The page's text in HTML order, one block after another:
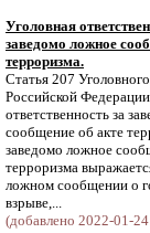
Уголовная
заведомо ложное
терроризма.
Статья 207
Российской
ответственность за
сообщение об акте
заведомо ложное
терроризма
ложном сообщении о
взрыве,...
(добавлено 2022-01-